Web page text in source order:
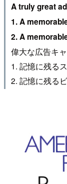
A truly great
1. A
2. A
偉大な広告キ
1. 記憶に残る
2. 記憶に残る